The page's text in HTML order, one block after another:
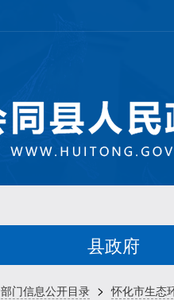
县政府
部门信息公开目录 > 怀化市生态